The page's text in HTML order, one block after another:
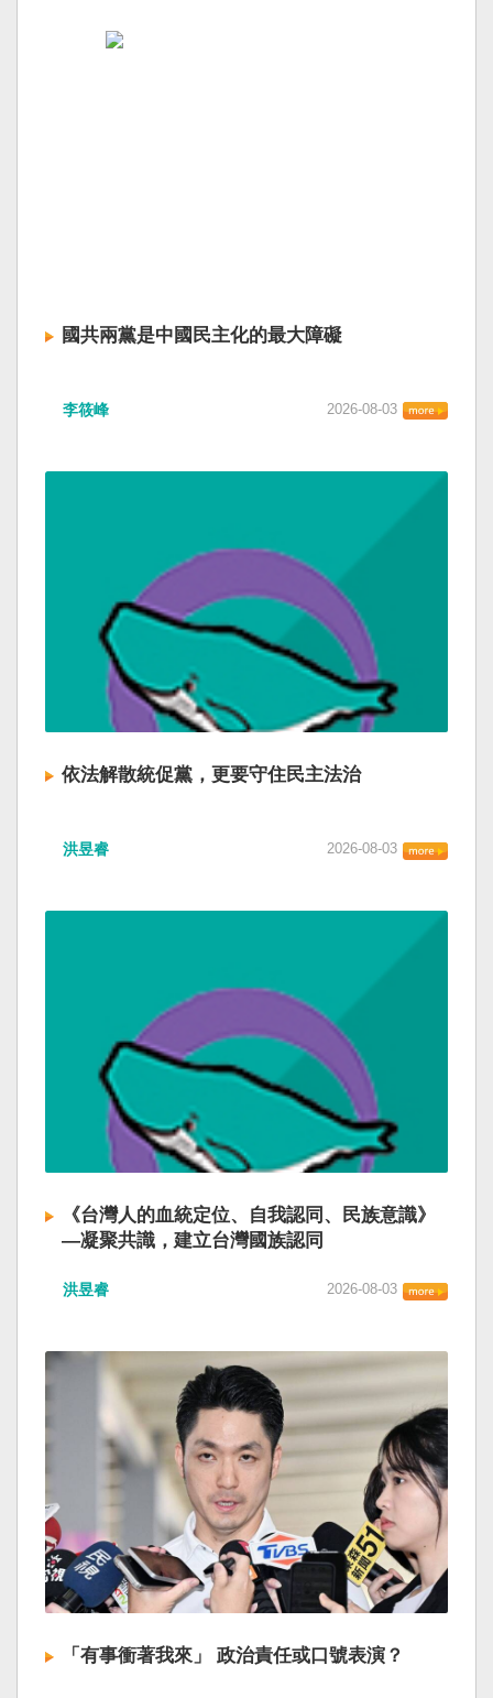
國共兩黨是中國民主化的最大障礙
李筱峰 2026-08-03
依法解散統促黨，更要守住民主法治
洪昱睿 2026-08-03
《台灣人的血統定位、自我認同、民族意識》
—凝聚共識，建立台灣國族認同
洪昱睿 2026-08-03
「有事衝著我來」 政治責任或口號表演？